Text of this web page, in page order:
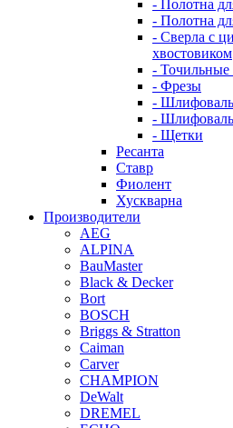
- Полотна
- Полотна
- Сверла с
хвостовиком
- Точильные
- Фрезы
-
-
- Щетки
Ресанта
Ставр
Фиолент
Хускварна
Производители
AEG
ALPINA
BauMaster
Black & Decker
Bort
BOSCH
Briggs & Stratton
Caiman
Carver
CHAMPION
DeWalt
DREMEL